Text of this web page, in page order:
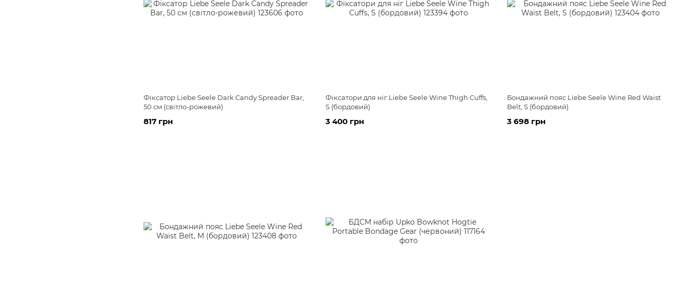
Фіксатор Liebe Seele Dark Candy Spreader Bar,
50 см (світло-рожевий)
817 грн
Фіксатори для ніг Liebe Seele Wine Thigh Cuffs,
S (бордовий)
3 400 грн
Бондажний пояс Liebe Seele Wine Red Waist
Belt, S (бордовий)
3 698 грн